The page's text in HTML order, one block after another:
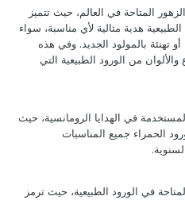
المتاحة في العالم، حيث تتميز
الطبيعية هدية مثالية لأي مناسبة، سواء
تهنئة بالمولود الجديد. وفي هذه
من الورود الطبيعية التي
في الهدايا الرومانسية، حيث
الحمراء جميع المناسبات
في الورود الطبيعية، حيث ترمز